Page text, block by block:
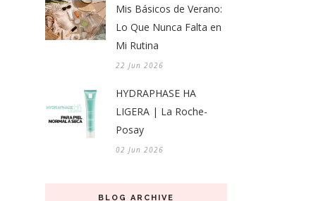
Mis Básicos de Verano:
Lo Que Nunca Falta en
Mi Rutina
22 Jun 2026
HYDRAPHASE HA
LIGERA | La Roche-
Posay
02 Jun 2026
BLOG ARCHIVE